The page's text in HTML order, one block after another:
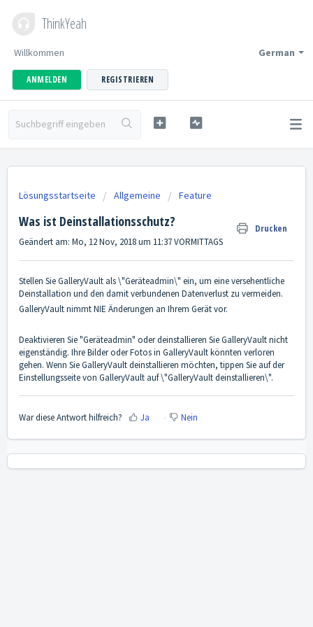
ThinkYeah
German
Willkommen
ANMELDEN REGISTRIEREN
Lösungsstartseite Allgemeine Feature
Was ist Deinstallationsschutz? Drucken
Geändert am: Mo, 12 Nov, 2018 um 11:37 VORMITTAGS
Stellen Sie GalleryVault als \"Geräteadmin\" ein, um eine versehentliche
Deinstallation und den damit verbundenen Datenverlust zu vermeiden.
GalleryVault nimmt NIE Änderungen an Ihrem Gerät vor.
Deaktivieren Sie "Geräteadmin" oder deinstallieren Sie GalleryVault nicht
eigenständig. Ihre Bilder oder Fotos in GalleryVault könnten verloren
gehen. Wenn Sie GalleryVault deinstallieren möchten, tippen Sie auf der
Einstellungsseite von GalleryVault auf \"GalleryVault deinstallieren\".
War diese Antwort hilfreich? Ja Nein